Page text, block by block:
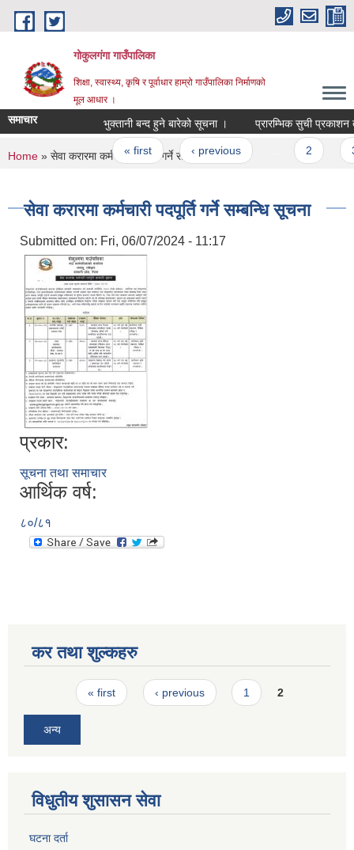
Skip to main content
गोकुलगंगा गाउँपालिका
शिक्षा, स्वास्थ्य, कृषि र पूर्वाधार हाम्रो गाउँपालिका निर्माणको
मूल आधार ।
समाचार भुक्तानी बन्द हुने बारेको सूचना । प्रारम्भिक सुची प्रकाशन
Pages
« first ‹ previous 2 3
You are here
Home » सेवा करारमा कर्मचारी पदपूर्ति गर्ने सम्बन्धि सूचना
सेवा करारमा कर्मचारी पदपूर्ति गर्ने सम्बन्धि सूचना
Submitted on: Fri, 06/07/2024 - 11:17
प्रकार:
सूचना तथा समाचार
आर्थिक वर्ष:
८०/८१
कर तथा शुल्कहरु
Pages« first ‹ previous 1 2
अन्य
विधुतीय शुसासन सेवा
घटना दर्ता